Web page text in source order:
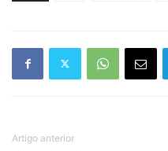
Artigo anterior